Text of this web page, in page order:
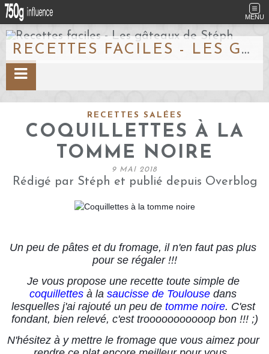
MENU
RECETTES FACILES - LES GÂTEAUX DE STÉPH
RECETTES SALÉES
COQUILLETTES À LA
TOMME NOIRE
9 MAI 2018
Rédigé par Stéph et publié depuis Overblog
Un peu de pâtes et du fromage, il n'en faut pas plus
pour se régaler !!!
Je vous propose une recette toute simple de
coquillettes à la saucisse de Toulouse dans
lesquelles j'ai rajouté un peu de tomme noire. C'est
fondant, bien relevé, c'est trooooooooooop bon !!! ;)
N'hésitez à y mettre le fromage que vous aimez pour